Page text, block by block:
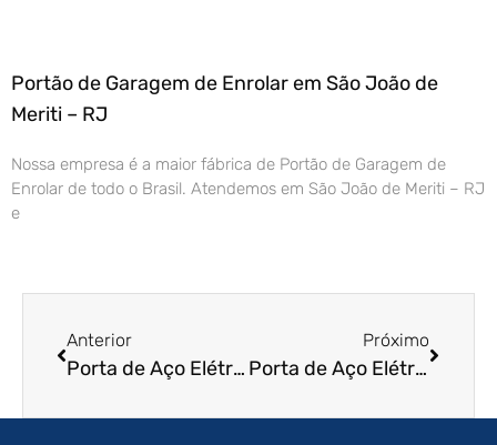
Portão de Garagem de Enrolar em São João de
Meriti – RJ
Nossa empresa é a maior fábrica de Portão de Garagem de
Enrolar de todo o Brasil. Atendemos em São João de Meriti – RJ
e
Anterior
Porta de Aço Elétrica em São Roque – SP
Próximo
Porta de Aço Elétrica em Sertãozinho – SP